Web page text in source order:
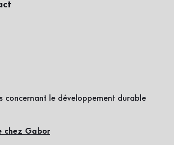
concernant le développement durable
chez Gabor